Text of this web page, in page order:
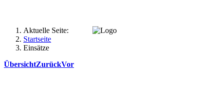
Aktuelle Seite:
Startseite
Einsätze
ÜbersichtZurückVor